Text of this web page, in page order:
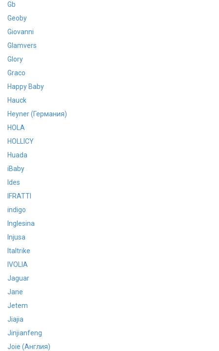
Gb
Geoby
Giovanni
Glamvers
Glory
Graco
Happy Baby
Hauck
Heyner (Германия)
HOLA
HOLLICY
Huada
iBaby
Ides
IFRATTI
indigo
Inglesina
Injusa
Italtrike
IVOLIA
Jaguar
Jane
Jetem
Jiajia
Jinjianfeng
Joie (Англия)